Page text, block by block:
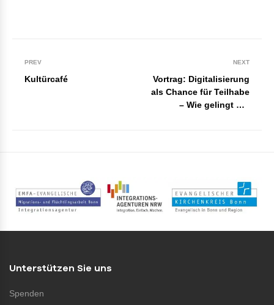
PREV
Kultürcafé
NEXT
Vortrag: Digitalisierung
als Chance für Teilhabe
– Wie gelingt der
Unterstützen Sie uns
Spenden